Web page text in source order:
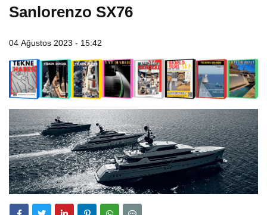
Sanlorenzo SX76
04 Ağustos 2023 - 15:42